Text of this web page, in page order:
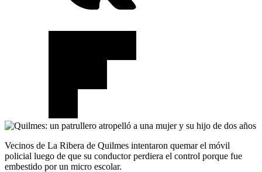
Vecinos de La Ribera de Quilmes intentaron quemar el móvil
policial luego de que su conductor perdiera el control porque fue
embestido por un micro escolar.